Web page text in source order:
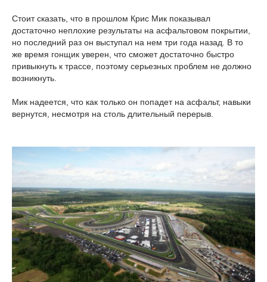
Стоит сказать, что в прошлом Крис Мик показывал
достаточно неплохие результаты на асфальтовом покрытии,
но последний раз он выступал на нем три года назад. В то
же время гонщик уверен, что сможет достаточно быстро
привыкнуть к трассе, поэтому серьезных проблем не должно
возникнуть.
Мик надеется, что как только он попадет на асфальт, навыки
вернутся, несмотря на столь длительный перерыв.